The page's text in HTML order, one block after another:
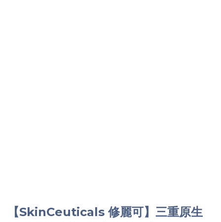
【SkinCeuticals 修麗可】三重原生